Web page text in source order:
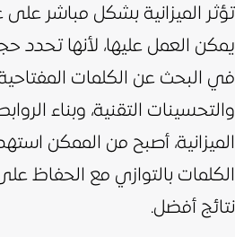
تؤثر الميزانية بشكل مباشر
يمكن العمل عليها، لأنها تحدد
في البحث عن الكلمات
والتحسينات التقنية، وبناء
الميزانية، أصبح من الممكن
الكلمات بالتوازي مع الحفاظ
نتائج أفضل.